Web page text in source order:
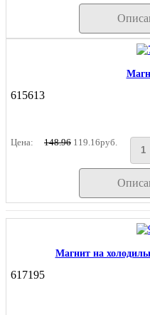
615613
Цена: 148.96 119.16руб.
Магнит на
617195